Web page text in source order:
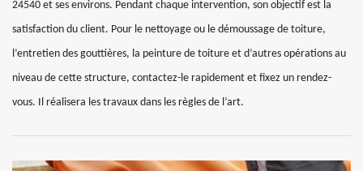
24540 et ses environs. Pendant chaque intervention, son objectif est la
satisfaction du client. Pour le nettoyage ou le démoussage de toiture,
l’entretien des gouttières, la peinture de toiture et d’autres opérations au
niveau de cette structure, contactez-le rapidement et fixez un rendez-
vous. Il réalisera les travaux dans les règles de l’art.